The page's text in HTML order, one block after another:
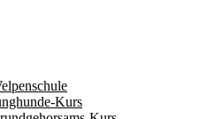
Kurs